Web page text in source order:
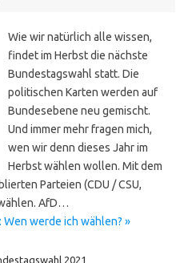
Wie wir natürlich alle wissen,
findet im Herbst die nächste
Bundestagswahl statt. Die
politischen Karten werden auf
Bundesebene neu gemischt.
Und immer mehr fragen mich,
wen wir denn dieses Jahr im
Herbst wählen wollen. Mit dem
Parteien (CDU / CSU,
wählen. AfD…
werde ich wählen? »
2021